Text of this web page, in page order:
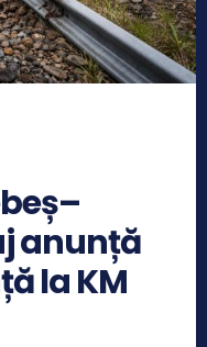
anunță
la KM